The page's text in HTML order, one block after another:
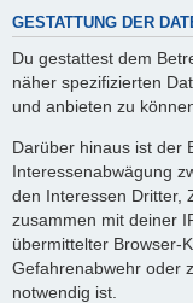
GESTATTUNG DER
Du gestattest dem
näher spezifizierten
und anbieten zu
Darüber hinaus ist der
Interessenabwägung
den Interessen Dritter,
zusammen mit deiner
übermittelter Browser-
Gefahrenabwehr oder
notwendig ist.